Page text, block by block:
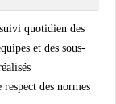
quotidien des
et des sous-
des normes